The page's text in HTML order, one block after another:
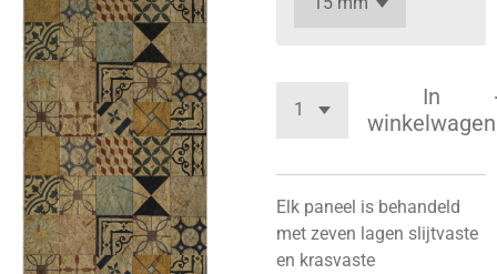
In
winkelwagen
Elk paneel is behandeld
met zeven lagen slijtvaste
en krasvaste